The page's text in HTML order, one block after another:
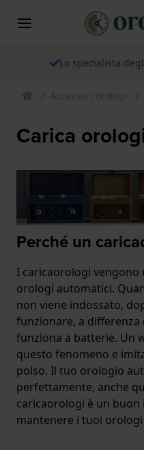
Lo specialista
Accessori orologi
Carica
Perché un
I caricaorologi
orologi automatici.
non viene indossato,
funzionare, a
funziona a batterie. Un
questo fenomeno e
polso. Il tuo orologio
perfettamente, anche
caricaorologi è un
mantenere i tuoi